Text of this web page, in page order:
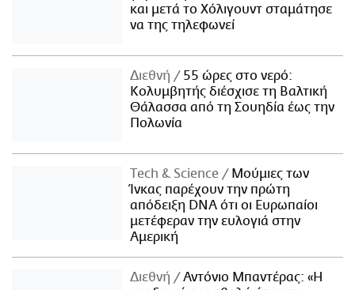
και μετά το Χόλιγουντ σταμάτησε
να της τηλεφωνεί
Διεθνή
55 ώρες στο νερό:
Κολυμβητής διέσχισε τη Βαλτική
Θάλασσα από τη Σουηδία έως την
Πολωνία
Τech & Science
Μούμιες των
Ίνκας παρέχουν την πρώτη
απόδειξη DNA ότι οι Ευρωπαίοι
μετέφεραν την ευλογιά στην
Αμερική
Διεθνή
Αντόνιο Μπαντέρας: «Η